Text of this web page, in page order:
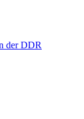
der DDR